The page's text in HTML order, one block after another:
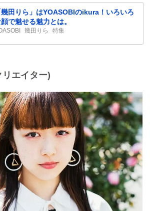
幾田りら」はYOASOBIのikura！いろいろ
で魅せる魅力とは。
幾田りら 特集
エイター)